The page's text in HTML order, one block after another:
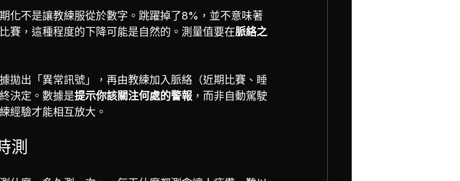
化不是讓教練服從於數字。跳躍掉了8%，並不意味著
賽，這種程度的下降可能是自然的。測量值要在脈絡之
拋出「異常訊號」，再由教練加入脈絡（近期比賽、睡
決定。數據是提示你該關注何處的警報 ，而非自動駕駛
經驗才能相互放大。
測